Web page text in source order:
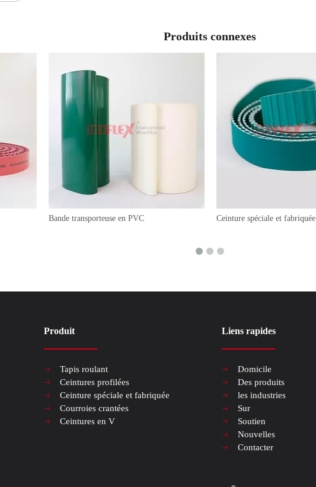
Produits connexes
Bande transporteuse en PVC Ceinture spéciale et fabriquée
Produit
Tapis roulant
Ceintures profilées
Ceinture spéciale et fabriquée
Courroies crantées
Ceintures en V
Liens rapides
Domicile
Des produits
les industries
Sur
Soutien
Nouvelles
Contacter